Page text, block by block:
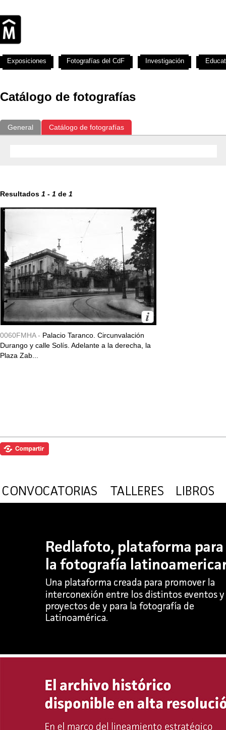
Catálogo de fotografías
General Catálogo de fotografías
Resultados 1 - 1 de 1
0060FMHA - Palacio Taranco. Circunvalación
Durango y calle Solís. Adelante a la derecha, la
Plaza Zab...
Exposiciones Fotografías del CdF Investigación